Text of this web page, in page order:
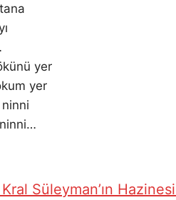
yer
yer
ninni…
Kral Süleyman’ın